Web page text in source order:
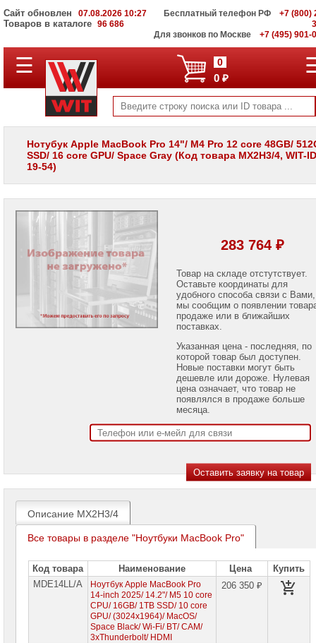
Сайт обновлен 07.08.2026 10:27
Товаров в каталоге 96 686
Бесплатный телефон РФ
+7 (800)
Для звонков по Москве
+7 (495) 901-
ПОЛНЫЙ
КАТАЛОГ
Корпоративные
серверы
WIT
Системы
хранения
данных
Мониторы
LCD
панели
проекторов
iPad
Ноутбуки
MacBook
Air
Ноутбуки
Neo
Ноутбуки
☰ 0
0 ₽
Нотубук Apple MacBook Pro 14"/ M4 Pro 12 core 48GB/
SSD/ 16 core GPU/ Space Gray (Код товара MX2H3/4, WIT-
19-54)
283 764 ₽
Товар на складе отстутствует.
Оставьте координаты для
удобного способа связи с Вами,
мы сообщим о появлении
продаже или в ближайших
поставках.
Указанная цена - последняя, по
которой товар был доступен.
Новые поставки могут быть
дешевле или дороже. Нулевая
цена означает, что товар не
появлялся в продаже больше
месяца.
Описание MX2H3/4
Все товары в разделе "Ноутбуки MacBook Pro"
Код товара Наименование Цена
Купить
MDE14LL/A
Ноутбук Apple MacBook Pro
14-inch 2025/ 14.2"/ M5 10 core
CPU/ 16GB/ 1TB SSD/ 10 core
GPU/ (3024x1964)/ MacOS/
Space Black/ Wi-Fi/ BT/ CAM/
3xThunderbolt/ HDMI
206 350 ₽